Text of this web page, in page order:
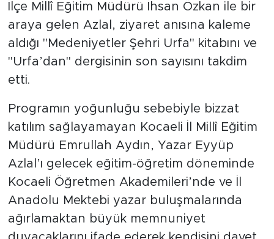
İlçe Millî Eğitim Müdürü İhsan Özkan ile bir
araya gelen Azlal, ziyaret anısına kaleme
aldığı "Medeniyetler Şehri Urfa" kitabını ve
"Urfa’dan" dergisinin son sayısını takdim
etti.
Programın yoğunluğu sebebiyle bizzat
katılım sağlayamayan Kocaeli İl Millî Eğitim
Müdürü Emrullah Aydın, Yazar Eyyüp
Azlal’ı gelecek eğitim-öğretim döneminde
Kocaeli Öğretmen Akademileri’nde ve İl
Anadolu Mektebi yazar buluşmalarında
ağırlamaktan büyük memnuniyet